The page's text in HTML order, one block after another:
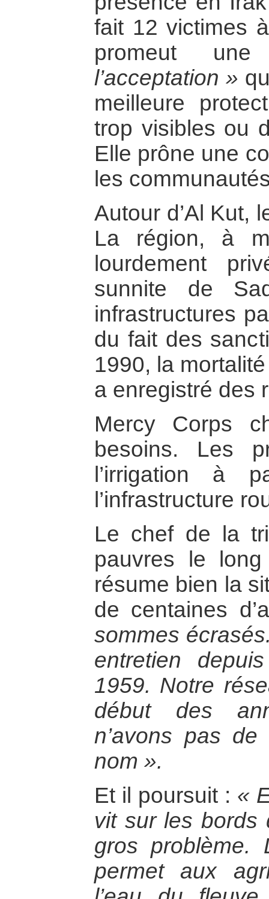
fait 12 victimes
promeut
l’acceptation »
meilleure
trop visibles ou
Elle prône une
les
Autour d’Al Kut,
La région, à
lourdement
sunnite de
infrastructures
du fait des
1990, la
a enregistré des
Mercy Corps
besoins. Les
l’irrigation à
l’infrastructure
Le chef de la
pauvres le
résume bien la
de centaines
sommes
entretien
1959. Notre
début des
n’avons pas
nom ».
Et il poursuit : «
vit sur les bords
gros problème.
permet aux